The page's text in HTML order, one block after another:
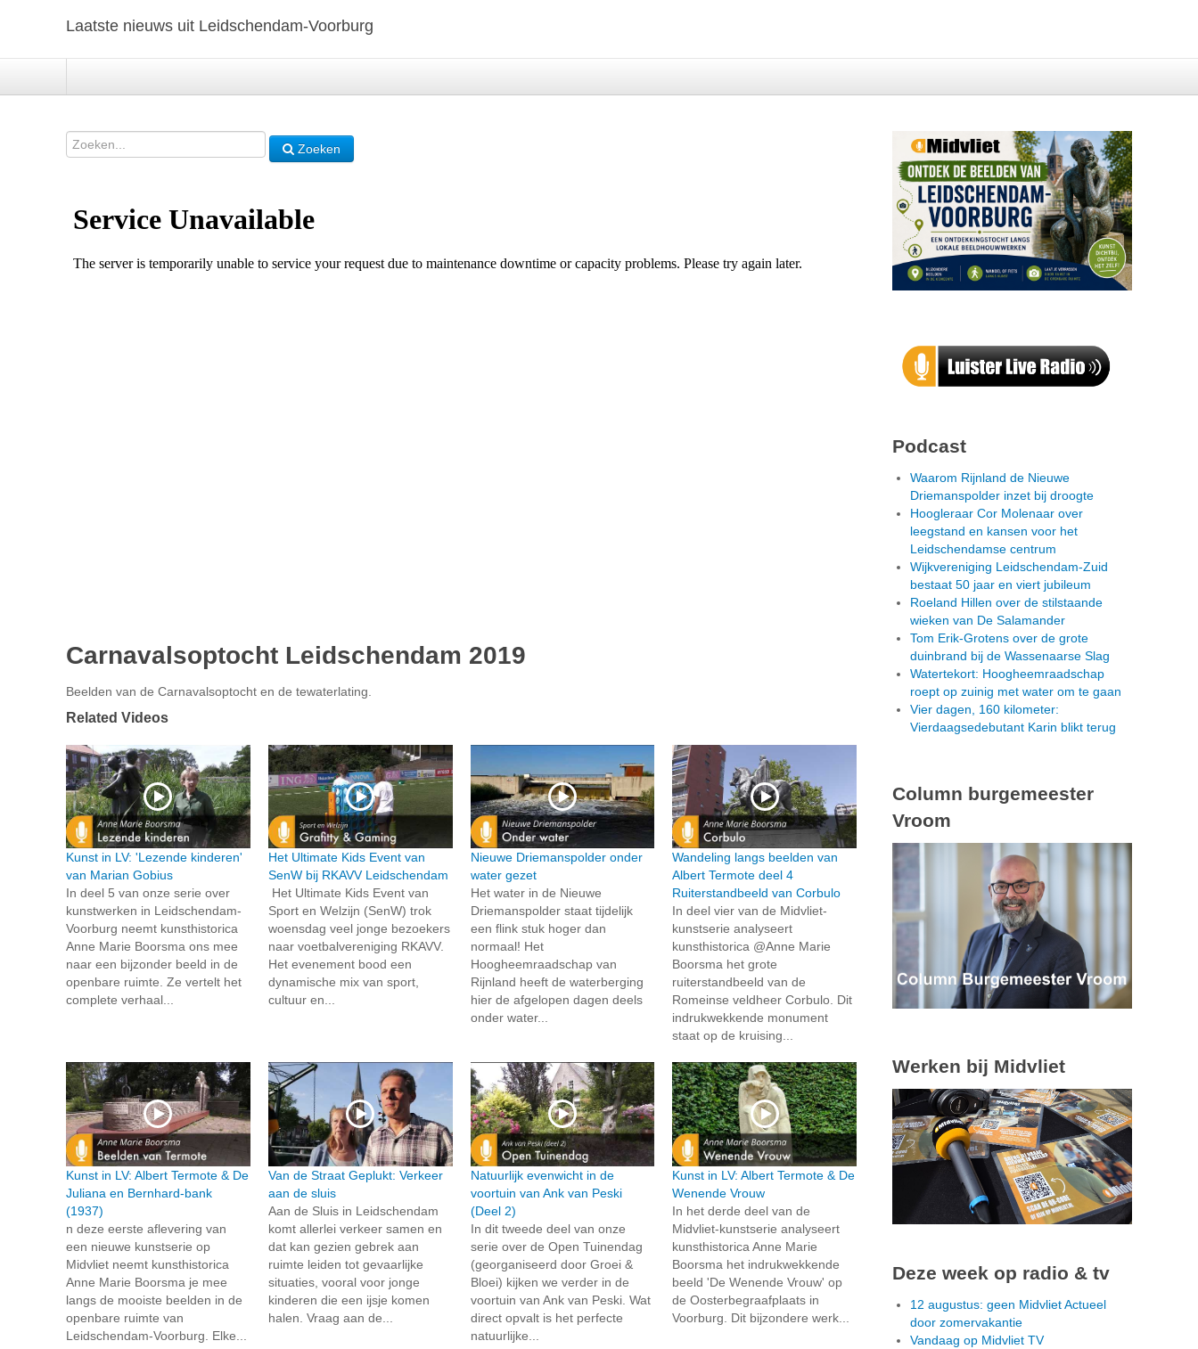
Laatste nieuws uit Leidschendam-Voorburg
Zoeken
Carnavalsoptocht Leidschendam 2019
Beelden van de Carnavalsoptocht en de tewaterlating.
Related Videos
Kunst in LV: 'Lezende kinderen'
van Marian Gobius
In deel 5 van onze serie over
kunstwerken in Leidschendam-
Voorburg neemt kunsthistorica
Anne Marie Boorsma ons mee
naar een bijzonder beeld in de
openbare ruimte. Ze vertelt het
complete verhaal...
Het Ultimate Kids Event van
SenW bij RKAVV Leidschendam
Het Ultimate Kids Event van
Sport en Welzijn (SenW) trok
woensdag veel jonge bezoekers
naar voetbalvereniging RKAVV.
Het evenement bood een
dynamische mix van sport,
cultuur en...
Nieuwe Driemanspolder onder
water gezet
Het water in de Nieuwe
Driemanspolder staat tijdelijk
een flink stuk hoger dan
normaal! Het
Hoogheemraadschap van
Rijnland heeft de waterberging
hier de afgelopen dagen deels
onder water...
Wandeling langs beelden van
Albert Termote deel 4
Ruiterstandbeeld van Corbulo
In deel vier van de Midvliet-
kunstserie analyseert
kunsthistorica @Anne Marie
Boorsma het grote
ruiterstandbeeld van de
Romeinse veldheer Corbulo. Dit
indrukwekkende monument
staat op de kruising...
Kunst in LV: Albert Termote & De
Juliana en Bernhard-bank
(1937)
n deze eerste aflevering van
een nieuwe kunstserie op
Midvliet neemt kunsthistorica
Anne Marie Boorsma je mee
langs de mooiste beelden in de
openbare ruimte van
Leidschendam-Voorburg. Elke...
Van de Straat Geplukt: Verkeer
aan de sluis
Aan de Sluis in Leidschendam
komt allerlei verkeer samen en
dat kan gezien gebrek aan
ruimte leiden tot gevaarlijke
situaties, vooral voor jonge
kinderen die een ijsje komen
halen. Vraag aan de...
Natuurlijk evenwicht in de
voortuin van Ank van Peski
(Deel 2)
In dit tweede deel van onze
serie over de Open Tuinendag
(georganiseerd door Groei &
Bloei) kijken we verder in de
voortuin van Ank van Peski. Wat
direct opvalt is het perfecte
natuurlijke...
Kunst in LV: Albert Termote & De
Wenende Vrouw
In het derde deel van de
Midvliet-kunstserie analyseert
kunsthistorica Anne Marie
Boorsma het indrukwekkende
beeld 'De Wenende Vrouw' op
de Oosterbegraafplaats in
Voorburg. Dit bijzondere werk...
Podcast
Waarom Rijnland de Nieuwe
Driemanspolder inzet bij droogte
Hoogleraar Cor Molenaar over
leegstand en kansen voor het
Leidschendamse centrum
Wijkvereniging Leidschendam-Zuid
bestaat 50 jaar en viert jubileum
Roeland Hillen over de stilstaande
wieken van De Salamander
Tom Erik-Grotens over de grote
duinbrand bij de Wassenaarse Slag
Watertekort: Hoogheemraadschap
roept op zuinig met water om te gaan
Vier dagen, 160 kilometer:
Vierdaagsedebutant Karin blikt terug
Column burgemeester
Vroom
Werken bij Midvliet
Deze week op radio & tv
12 augustus: geen Midvliet Actueel
door zomervakantie
Vandaag op Midvliet TV